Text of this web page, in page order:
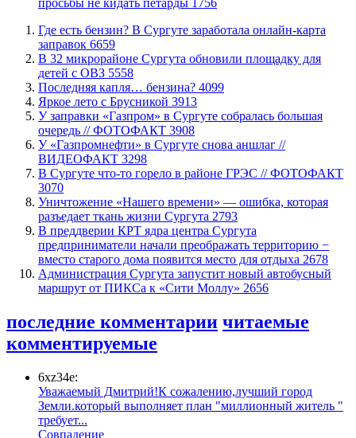
​Где есть бензин? В Сургуте заработала онлайн-карта
заправок 6659
В 32 микрорайоне Сургута обновили площадку для
детей с ОВЗ 5558
​Последняя капля… бензина? 4099
Яркое лето с Брусникой 3913
​У заправки «Газпром» в Сургуте собралась большая
очередь // ФОТОФАКТ 3908
У «Газпромнефти» в Сургуте снова аншлаг //
ВИДЕОФАКТ 3298
​В Сургуте что-то горело в районе ГРЭС // ФОТОФАКТ
3070
​Уничтожение «Нашего времени» — ошибка, которая
разъедает ткань жизни Сургута 2793
​В преддверии КРТ ядра центра Сургута
предприниматели начали преображать территорию −
вместо старого дома появится место для отдыха 2678
​Администрация Сургута запустит новый автобусный
маршрут от ПИКСа к «Сити Моллу» 2656
последние комментарии читаемые
комментируемые
6xz34e:
Уважаемый Дмитрий!К сожалению,лучший город
Земли.который выполняет план "миллионный житель "
требует...
​Совпадение